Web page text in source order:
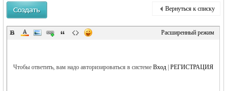
Вернуться к списку
Расширенный режим
Чтобы ответить, вам надо авторизироваться в системеВход |РЕГИСТРАЦИЯ